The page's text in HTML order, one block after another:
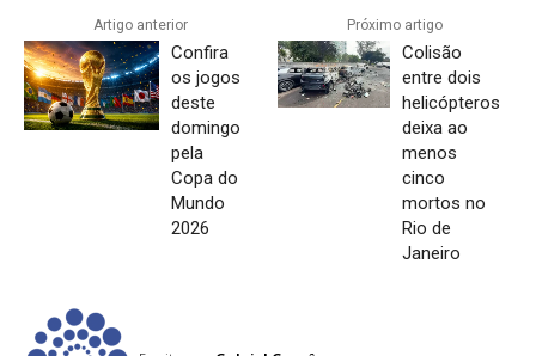
Artigo anterior
Confira
os jogos
deste
domingo
pela
Copa do
Mundo
2026
Próximo artigo
Colisão
entre dois
helicópteros
deixa ao
menos
cinco
mortos no
Rio de
Janeiro